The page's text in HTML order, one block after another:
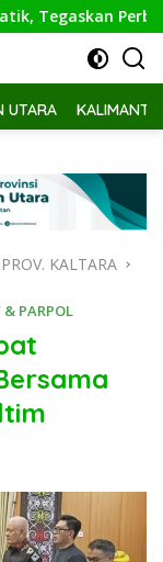
Wajah
UTARA
KALTARA
& PARPOL